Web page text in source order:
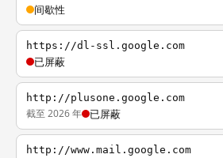
间歇性
https://dl-ssl.google.com
已屏蔽
http://plusone.google.com
截至 2026 年 已屏蔽
http://www.mail.google.com